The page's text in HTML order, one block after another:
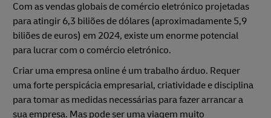
Com as vendas globais de comércio eletrónico projetadas
para atingir 6,3 biliões de dólares (aproximadamente 5,9
biliões de euros) em 2024, existe um enorme potencial
para lucrar com o comércio eletrónico.
Criar uma empresa online é um trabalho árduo. Requer
uma forte perspicácia empresarial, criatividade e disciplina
para tomar as medidas necessárias para fazer arrancar a
sua empresa. Mas pode ser uma viagem muito